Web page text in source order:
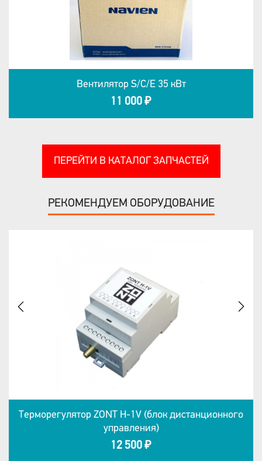
Вентилятор S/C/E 35 кВт
11 000 ₽
ПЕРЕЙТИ В КАТАЛОГ ЗАПЧАСТЕЙ
РЕКОМЕНДУЕМ ОБОРУДОВАНИЕ
Терморегулятор ZONT H-1V (блок дистанционного
управления)
12 500 ₽